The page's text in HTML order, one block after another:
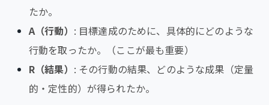
たか。
A（行動） : 目標達成のために、具体的にどのような
行動を取ったか。（ここが最も重要）
R（結果） : その行動の結果、どのような成果（定量
的・定性的）が得られたか。